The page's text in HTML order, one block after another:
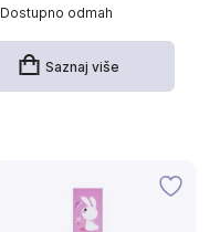
Dostupno odmah
Saznaj više